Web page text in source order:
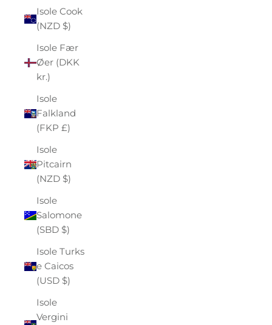
Isole Cook
(NZD $)
Isole Fær
Øer (DKK
kr.)
Isole
Falkland
(FKP £)
Isole
Pitcairn
(NZD $)
Isole
Salomone
(SBD $)
Isole Turks
e Caicos
(USD $)
Isole
Vergini